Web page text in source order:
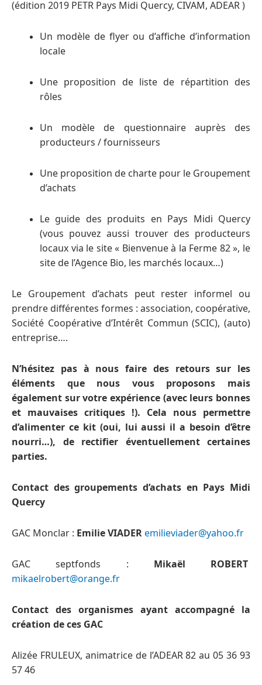
(édition 2019 PETR Pays Midi Quercy, CIVAM, ADEAR )
Un modèle de flyer ou d’affiche d’information
locale
Une proposition de liste de répartition des
rôles
Un modèle de questionnaire auprès des
producteurs / fournisseurs
Une proposition de charte pour le Groupement
d’achats
Le guide des produits en Pays Midi Quercy
(vous pouvez aussi trouver des producteurs
locaux via le site « Bienvenue à la Ferme 82 », le
site de l’Agence Bio, les marchés locaux…)
Le Groupement d’achats peut rester informel ou
prendre différentes formes : association, coopérative,
Société Coopérative d’Intérêt Commun (SCIC), (auto)
entreprise….
N’hésitez pas à nous faire des retours sur les
éléments que nous vous proposons mais
également sur votre expérience (avec leurs bonnes
et mauvaises critiques !). Cela nous permettre
d’alimenter ce kit (oui, lui aussi il a besoin d’être
nourri…), de rectifier éventuellement certaines
parties.
Contact des groupements d’achats en Pays Midi
Quercy
GAC Monclar : Emilie VIADERemilieviader@yahoo.fr
GAC septfonds : Mikaël ROBERT
mikaelrobert@orange.fr
Contact des organismes ayant accompagné la
création de ces GAC
Alizée FRULEUX, animatrice de l’ADEAR 82 au 05 36 93
57 46